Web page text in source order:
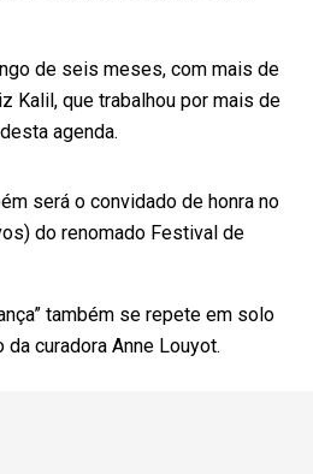
de seis meses, com mais de
Kalil, que trabalhou por mais de
agenda.
será o convidado de honra no
do renomado Festival de
também se repete em solo
curadora Anne Louyot.